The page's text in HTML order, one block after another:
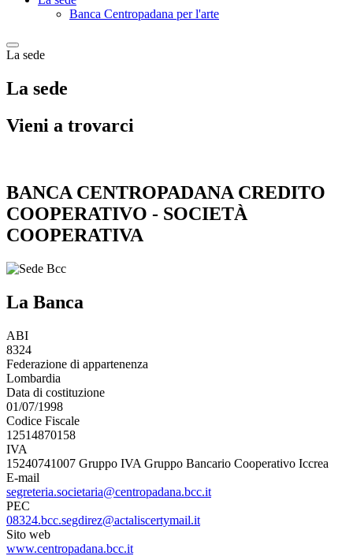
Banca Centropadana per l'arte
La sede
La sede
Vieni a trovarci
BANCA CENTROPADANA CREDITO
COOPERATIVO - SOCIETÀ
COOPERATIVA
La Banca
ABI
8324
Federazione di appartenenza
Lombardia
Data di costituzione
01/07/1998
Codice Fiscale
12514870158
IVA
15240741007 Gruppo IVA Gruppo Bancario Cooperativo Iccrea
E-mail
segreteria.societaria@centropadana.bcc.it
PEC
08324.bcc.segdirez@actaliscertymail.it
Sito web
www.centropadana.bcc.it